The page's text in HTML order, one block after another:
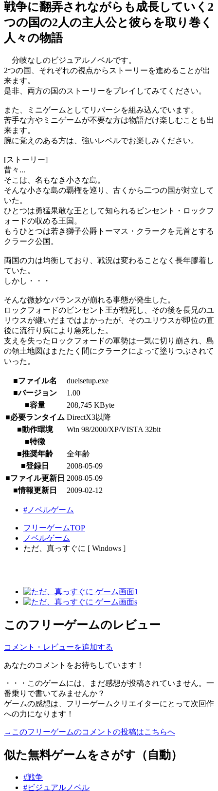
戦争に翻弄されながらも成長していく2
つの国の2人の主人公と彼らを取り巻く
人々の物語
分岐なしのビジュアルノベルです。
2つの国、それぞれの視点からストーリーを進めることが出
来ます。
是非、両方の国のストーリーをプレイしてみてください。
また、ミニゲームとしてリバーシを組み込んでいます。
苦手な方やミニゲームが不要な方は物語だけ楽しむことも出
来ます。
腕に覚えのある方は、強いレベルでお楽しみください。
[ストーリー]
昔々...
そこは、名もなき小さな島。
そんな小さな島の覇権を巡り、古くから二つの国が対立して
いた。
ひとつは勇猛果敢な王として知られるビンセント・ロックフ
ォードの収める王国。
もうひとつは若き獅子公爵トーマス・クラークを元首とする
クラーク公国。
両国の力は均衡しており、戦況は変わることなく長年膠着し
ていた。
しかし・・・
そんな微妙なバランスが崩れる事態が発生した。
ロックフォードのビンセント王が戦死し、その後を長兄のユ
リウスが継いだまではよかったが、そのユリウスが即位の直
後に流行り病により急死した。
支えを失ったロックフォードの軍勢は一気に切り崩され、島
の領土地図はまたたく間にクラークによって塗りつぶされて
いった。
■ファイル名
duelsetup.exe
■バージョン
1.00
■容量
208,745 KByte
■必要ランタイム DirectX3以降
■動作環境
Win 98/2000/XP/VISTA 32bit
■特徴
■推奨年齢
全年齢
■登録日
2008-05-09
■ファイル更新日 2008-05-09
■情報更新日
2009-02-12
#ノベルゲーム
フリーゲームTOP
ノベルゲーム
ただ、真っすぐに [ Windows ]
このフリーゲームのレビュー
コメント・レビューを追加する
あなたのコメントをお待ちしています！
・・・このゲームには、まだ感想が投稿されていません。一
番乗りで書いてみませんか？
ゲームの感想は、フリーゲームクリエイターにとって次回作
への力になります！
→このフリーゲームのコメントの投稿はこちらへ
似た無料ゲームをさがす（自動）
#戦争
#ビジュアルノベル